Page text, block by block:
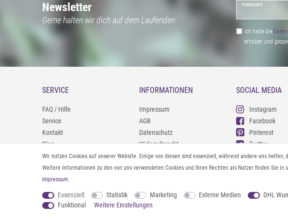
Newsletter
Gerne halten wir dich auf dem Laufenden
VORNAME
Ich habe die
erhoben und
SERVICE
FAQ / Hilfe
Service
Kontakt
Blog
09402/9388966
0160/98693481
INFORMATIONEN
Impressum
AGB
Datenschutz
Widerrufsrecht
Zahlung und Versand
Rücksendeinformationen
Vertrag widerrufen
SOCIAL MEDIA
Instagram
Facebook
Pinterest
Twitter
Youtube
Threads
Wir nutzen Cookies auf unserer Website. Einige von diesen sind essenziell, während andere uns helfen,
Weitere Informationen zu den von uns verwendeten Cookies und Ihren Rechten als Nutzer finden Sie in
Impressum.
Essenziell Statistik Marketing Externe Medien DHL
Funktional
Weitere Einstellungen